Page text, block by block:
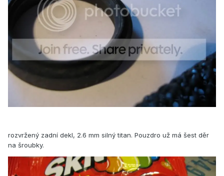
rozvržený zadní dekl, 2.6 mm silný titan. Pouzdro už má šest děr
na šroubky.